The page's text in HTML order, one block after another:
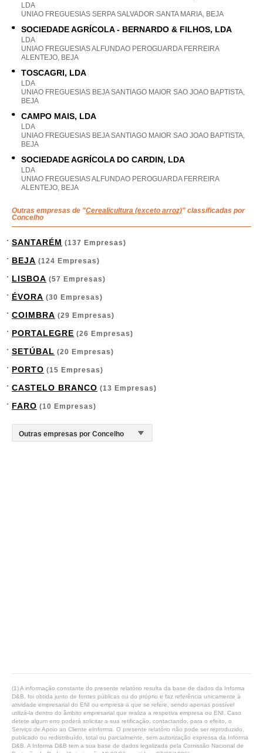
LDA
UNIAO FREGUESIAS SERPA SALVADOR SANTA MARIA, BEJA
SOCIEDADE AGRÍCOLA - BERNARDO & FILHOS, LDA
LDA
UNIAO FREGUESIAS ALFUNDAO PEROGUARDA FERREIRA
ALENTEJO, BEJA
TOSCAGRI, LDA
LDA
UNIAO FREGUESIAS BEJA SANTIAGO MAIOR SAO JOAO BAPTISTA,
BEJA
CAMPO MAIS, LDA
LDA
UNIAO FREGUESIAS BEJA SANTIAGO MAIOR SAO JOAO BAPTISTA,
BEJA
SOCIEDADE AGRÍCOLA DO CARDIN, LDA
LDA
UNIAO FREGUESIAS ALFUNDAO PEROGUARDA FERREIRA
ALENTEJO, BEJA
Outras empresas de "Cerealicultura (exceto arroz)" classificadas por
Concelho
SANTARÉM (137 Empresas)
BEJA (124 Empresas)
LISBOA (57 Empresas)
ÉVORA (30 Empresas)
COIMBRA (29 Empresas)
PORTALEGRE (26 Empresas)
SETÚBAL (20 Empresas)
PORTO (15 Empresas)
CASTELO BRANCO (13 Empresas)
FARO (10 Empresas)
(1) A informação constante do presente relatório resulta da base de dados da Informa
D&B, foi obtida junto de fontes públicas ou do próprio e faz referência unicamente à
atividade empresarial do ENI ou empresa a que se refere, sendo apenas possível
utilizá-la dentro do âmbito empresarial que realiza a respetiva empresa ou ENI. Caso
detete algum erro poderá solicitar a sua retificação, contactando, para o efeito, o
Serviço de Apoio ao Cliente eInforma. O presente relatório não pode ser reproduzido,
publicado ou redistribuído, total ou parcialmente, sem autorização expressa da Informa
D&B. A Informa D&B tem a sua base de dados legalizada pela Comissão Nacional de